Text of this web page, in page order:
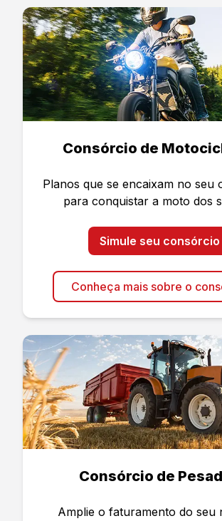
Consórcio de
Planos que se encaixam no seu
para conquistar a moto dos
Simule seu consórcio
Conheça mais sobre o
Consórcio de
Amplie o faturamento do seu